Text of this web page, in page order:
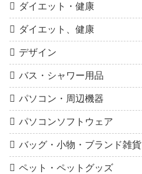
ダイエット・健康
ダイエット、健康
デザイン
バス・シャワー用品
パソコン・周辺機器
パソコンソフトウェア
バッグ・小物・ブランド雑貨
ペット・ペットグッズ